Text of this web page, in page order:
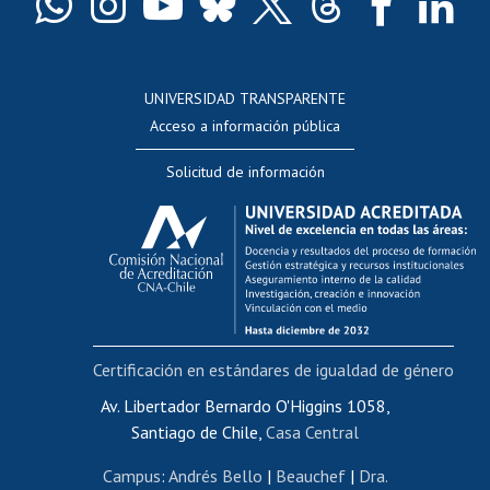
Docentes
Evaluación docente
Calificación académica
Postulación al AUCAI
Funcionarias/os
Cursos internos de capacitación
Bienestar del personal
Portal de movilidad interna
Certificado de renta
Certificado de renta honorarios
UNIVERSIDAD TRANSPARENTE
Acceso a información pública
Solicitud de información
Av. Libertador Bernardo O'Higgins 1058,
Santiago de Chile, Casa Central
Campus: Andrés Bello | Beauchef| Dra.
Certificación en estándares de igualdad de género